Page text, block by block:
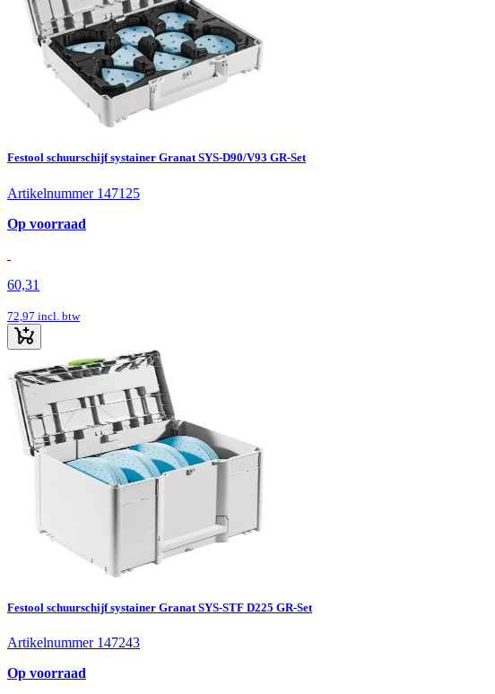
Festool schuurschijf systainer Granat SYS-D90/V93 GR-Set
Artikelnummer 147125
Op voorraad
60,31
72,97 incl. btw
Festool schuurschijf systainer Granat SYS-STF D225 GR-Set
Artikelnummer 147243
Op voorraad